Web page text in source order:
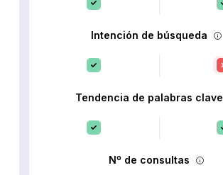
Intención de búsqueda
Tendencia de palabras clave
Nº de consultas